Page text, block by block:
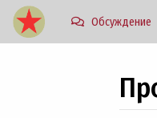
Обсуждение